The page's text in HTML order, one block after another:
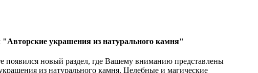
украшения из натурального камня"
появился новый раздел, где Вашему вниманию представлены
из натурального камня. Целебные и магические